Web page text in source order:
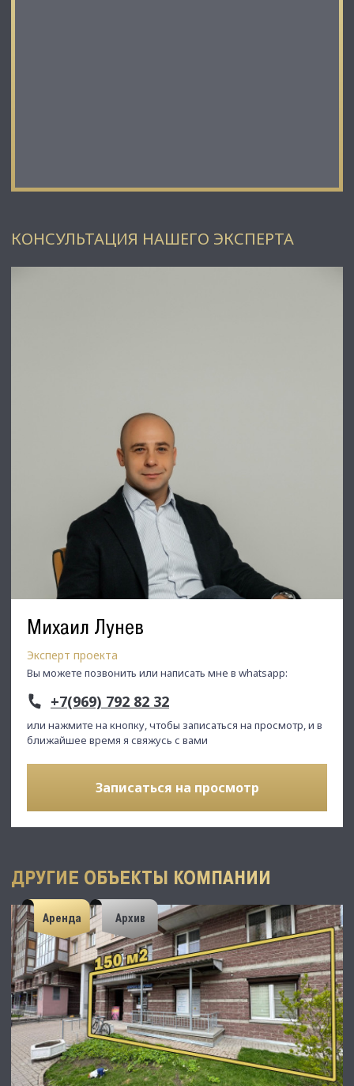
КОНСУЛЬТАЦИЯ НАШЕГО ЭКСПЕРТА
Михаил Лунев
Эксперт проекта
Вы можете позвонить или написать мне в whatsapp:
+7(969) 792 82 32
или нажмите на кнопку, чтобы записаться на просмотр, и в
ближайшее время я свяжусь с вами
Записаться на просмотр
отсутствуют в открытой рекламе;
актуальными предложениями!
Если не нашли в нашем профиле то, что Вам подходит –
ДРУГИЕ ОБЪЕКТЫ КОМПАНИИ
Аренда Архив